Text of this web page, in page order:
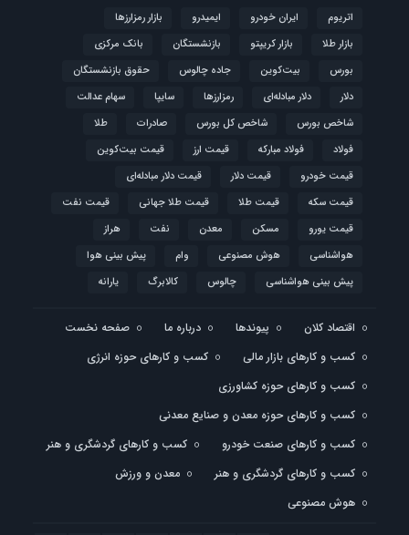
اتریوم ایران خودرو ایمیدرو
بازار رمزارزها
بازار طلا
بازار کریپتو بازنشستگان
بانک مرکزی
بورس
بیت‌کوین جاده چالوس
حقوق بازنشستگان
دلار
دلار مبادله‌ای رمزارزها سایپا
سهام عدالت
شاخص بورس
شاخص کل بورس صادرات
طلا
فولاد
فولاد مبارکه قیمت ارز
قیمت بیت‌کوین
قیمت خودرو
قیمت دلار
قیمت دلار مبادله‌ای
قیمت سکه
قیمت طلا قیمت طلا جهانی
قیمت نفت
قیمت یورو
مسکن معدن نفت
هراز
هواشناسی
هوش مصنوعی وام
پیش بینی هوا
پیش بینی هواشناسی
چالوس کالابرگ یارانه
اقتصاد کلان پیوندها درباره ما
صفحه نخست
کسب و کارهای بازار مالی
کسب و کارهای حوزه انرژی
کسب و کارهای حوزه کشاورزی
کسب و کارهای حوزه معدن و صنایع معدنی
کسب و کارهای صنعت خودرو
کسب و کارهای گردشگری و هنر
کسب و کارهای گردشگری و هنر
معدن و ورزش
هوش مصنوعی